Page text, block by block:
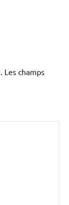
Les champs